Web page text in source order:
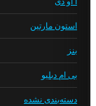
استون مارتین
بنز
بی ام دبلیو
دسته‌بندی نشده